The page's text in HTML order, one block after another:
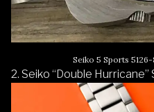
Seiko 5 Sports
2. Seiko “Double Hurricane”